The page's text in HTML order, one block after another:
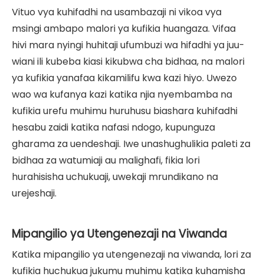
Vituo vya kuhifadhi na usambazaji ni vikoa vya
msingi ambapo malori ya kufikia huangaza. Vifaa
hivi mara nyingi huhitaji ufumbuzi wa hifadhi ya juu-
wiani ili kubeba kiasi kikubwa cha bidhaa, na malori
ya kufikia yanafaa kikamilifu kwa kazi hiyo. Uwezo
wao wa kufanya kazi katika njia nyembamba na
kufikia urefu muhimu huruhusu biashara kuhifadhi
hesabu zaidi katika nafasi ndogo, kupunguza
gharama za uendeshaji. Iwe unashughulikia paleti za
bidhaa za watumiaji au malighafi, fikia lori
hurahisisha uchukuaji, uwekaji mrundikano na
urejeshaji.
Mipangilio ya Utengenezaji na Viwanda
Katika mipangilio ya utengenezaji na viwanda, lori za
kufikia huchukua jukumu muhimu katika kuhamisha